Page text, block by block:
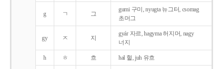
g ㄱ 그
gumi 구미, nyugta 뉴그터, csomag
초머그
gy ㅈ 지
gyár 자르, hagyma 허지머, nagy
너지
h ㅎ 흐 hal 헐, juh 유흐